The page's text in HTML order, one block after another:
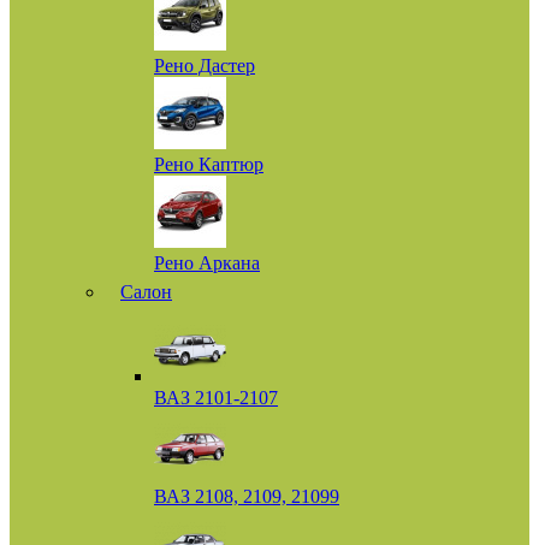
Рено Дастер
Рено Каптюр
Рено Аркана
Салон
ВАЗ 2101-2107
ВАЗ 2108, 2109, 21099